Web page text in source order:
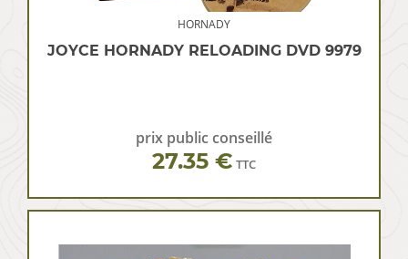
HORNADY
JOYCE HORNADY RELOADING DVD 9979
prix public conseillé
27.35 € TTC